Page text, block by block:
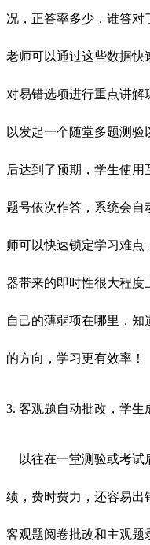
况，正答率多少，谁答对
老师可以通过这些数据快
对易错选项进行重点讲
以发起一个随堂多题测
后达到了预期，学生使
题号依次作答，系统会自
师可以快速锁定学习难点
器带来的即时性很大程度
自己的薄弱项在哪里，
的方向，学习更有效率！
3. 客观题自动批改，学生
以往在一堂测验或考试
绩，费时费力，还容易出
客观题阅卷批改和主观题